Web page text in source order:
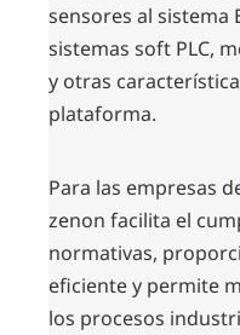
sensores al sistema
sistemas soft PLC,
y otras
plataforma.
Para las empresas
zenon facilita el
normativas,
eficiente y permite
los procesos